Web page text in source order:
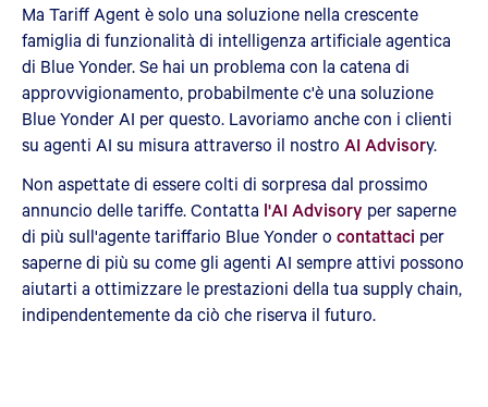
Ma Tariff Agent è solo una soluzione nella crescente
famiglia di funzionalità di intelligenza artificiale agentica
di Blue Yonder. Se hai un problema con la catena di
approvvigionamento, probabilmente c'è una soluzione
Blue Yonder AI per questo. Lavoriamo anche con i clienti
su agenti AI su misura attraverso il nostro AI Advisory.
Non aspettate di essere colti di sorpresa dal prossimo
annuncio delle tariffe. Contatta l'AI Advisory per saperne
di più sull'agente tariffario Blue Yonder o contattaci per
saperne di più su come gli agenti AI sempre attivi possono
aiutarti a ottimizzare le prestazioni della tua supply chain,
indipendentemente da ciò che riserva il futuro.